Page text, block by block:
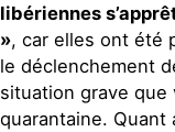
libériennes
», car elles ont été
le déclenchement
situation grave que
quarantaine. Quant